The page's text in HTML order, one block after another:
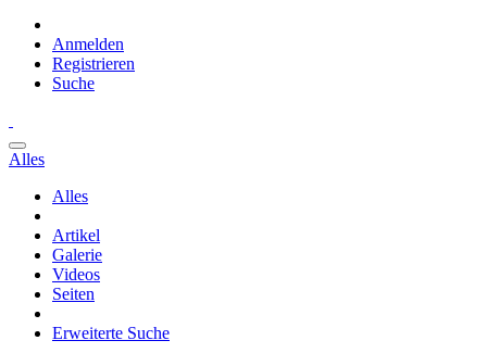
Anmelden
Registrieren
Suche
Alles
Alles
Artikel
Galerie
Videos
Seiten
Erweiterte Suche